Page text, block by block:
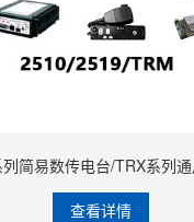
查看详情